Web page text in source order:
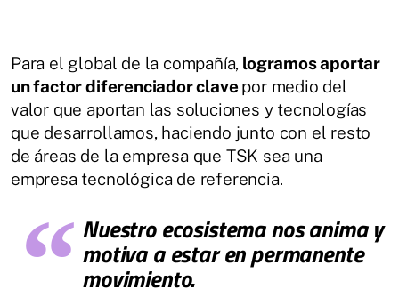
Para el global de la compañía, logramos aportar
un factor diferenciador clavepor medio del
valor que aportan las soluciones y tecnologías
que desarrollamos, haciendo junto con el resto
de áreas de la empresa que TSK sea una
empresa tecnológica de referencia.
Nuestro ecosistema nos anima y
motiva a estar en permanente
movimiento.